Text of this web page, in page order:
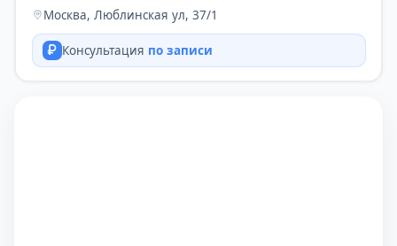
Москва, Люблинская ул, 37/1
Консультация по записи